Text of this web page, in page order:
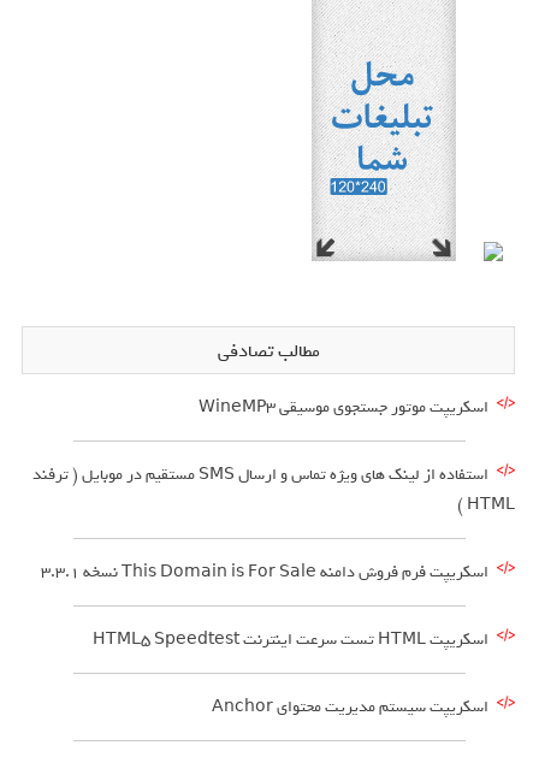
مطالب تصادفی
اسکریپت موتور جستجوی موسیقی WineMP3
استفاده از لینک های ویژه تماس و ارسال SMS مستقیم در موبایل ( ترفند
HTML )
اسکریپت فرم فروش دامنه This Domain is For Sale نسخه 3.3.1
اسکریپت HTML تست سرعت اینترنت HTML5 Speedtest
اسکریپت سیستم مدیریت محتوای Anchor